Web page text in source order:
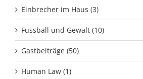
Einbrecher im Haus (3)
Fussball und Gewalt (10)
Gastbeiträge (50)
Human Law (1)